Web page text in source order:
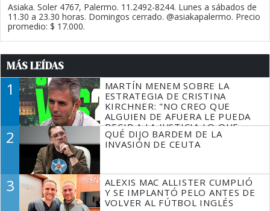
Asiaka. Soler 4767, Palermo. 11.2492-8244. Lunes a sábados de
11.30 a 23.30 horas. Domingos cerrado. @asiakapalermo. Precio
promedio: $ 17.000.
MÁS LEÍDAS
1
MARTÍN MENEM SOBRE LA
ESTRATEGIA DE CRISTINA
KIRCHNER: "NO CREO QUE
ALGUIEN DE AFUERA LE PUEDA
DECIR A LA JUSTICIA LO QUE
TIENE QUE HACER"
2
QUÉ DIJO BARDEM DE LA
INVASIÓN DE CEUTA
3
ALEXIS MAC ALLISTER CUMPLIÓ
Y SE IMPLANTÓ PELO ANTES DE
VOLVER AL FÚTBOL INGLÉS